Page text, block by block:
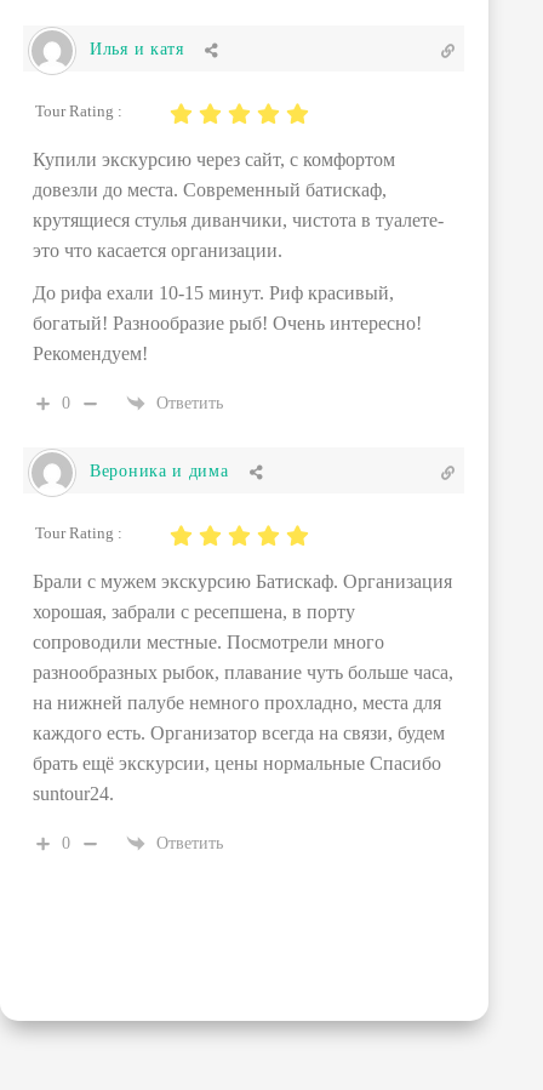
Илья и катя
Tour Rating :
Купили экскурсию через сайт, с комфортом
довезли до места. Современный батискаф,
крутящиеся стулья диванчики, чистота в туалете-
это что касается организации.
До рифа ехали 10-15 минут. Риф красивый,
богатый! Разнообразие рыб! Очень интересно!
Рекомендуем!
0 Ответить
Вероника и дима
Tour Rating :
Брали с мужем экскурсию Батискаф. Организация
хорошая, забрали с ресепшена, в порту
сопроводили местные. Посмотрели много
разнообразных рыбок, плавание чуть больше часа,
на нижней палубе немного прохладно, места для
каждого есть. Организатор всегда на связи, будем
брать ещё экскурсии, цены нормальные Спасибо
suntour24.
0 Ответить